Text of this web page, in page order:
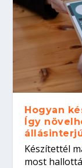
Hogyan
Így
Készítettél
most